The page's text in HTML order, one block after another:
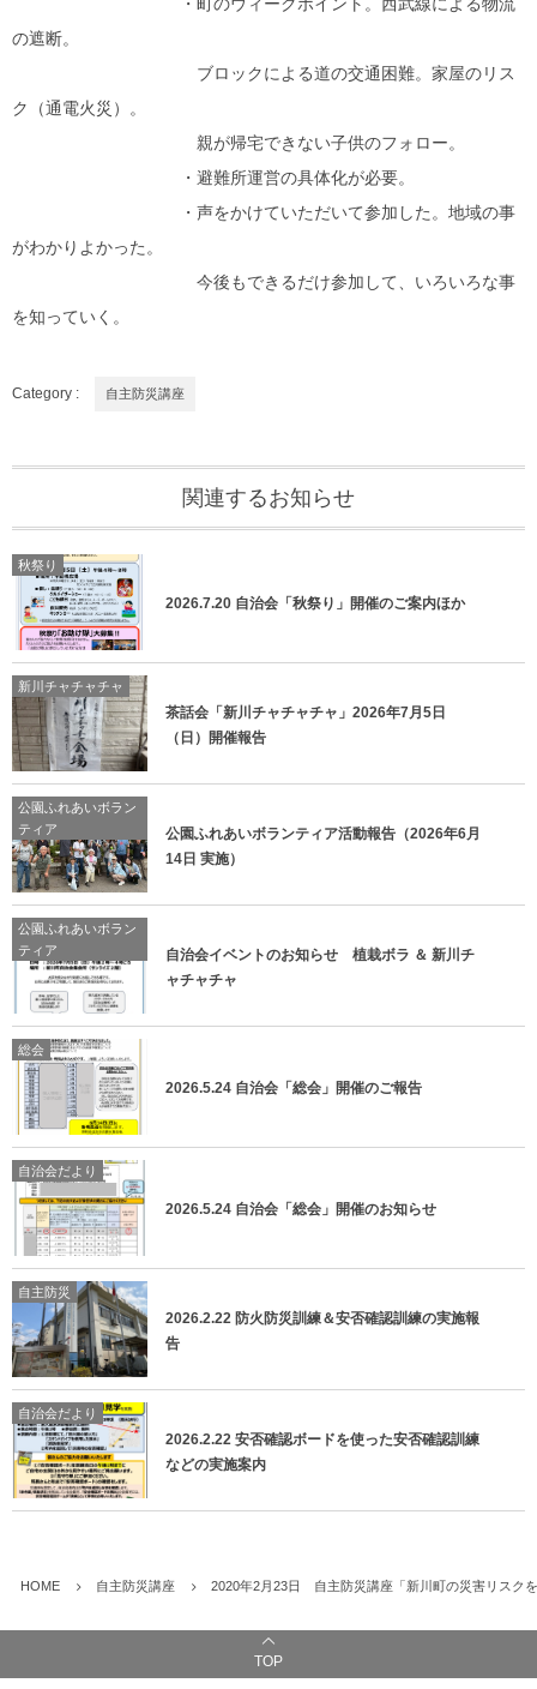
の遮断。
ブロックによる道の交通困難。家屋のリス
ク（通電火災）。
親が帰宅できない子供のフォロー。
・避難所運営の具体化が必要。
・声をかけていただいて参加した。地域の事
がわかりよかった。
今後もできるだけ参加して、いろいろな事
を知っていく。
Category : 自主防災講座
関連するお知らせ
秋祭り
2026.7.20 自治会「秋祭り」開催のご案内ほか
新川チャチャチャ
茶話会「新川チャチャチャ」2026年7月5日
（日）開催報告
公園ふれあいボラン
ティア
公園ふれあいボランティア活動報告（2026年6月
14日 実施）
公園ふれあいボラン
ティア
自治会イベントのお知らせ 植栽ボラ ＆ 新川チ
ャチャチャ
総会
2026.5.24 自治会「総会」開催のご報告
自治会だより
2026.5.24 自治会「総会」開催のお知らせ
自主防災
2026.2.22 防火防災訓練＆安否確認訓練の実施報
告
自治会だより
2026.2.22 安否確認ボードを使った安否確認訓練
などの実施案内
HOME 自主防災講座 2020年2月23日 自主防災講座「新川町の災害リスク
TOP